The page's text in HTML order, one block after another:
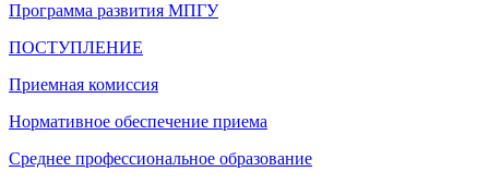
Программа развития МПГУ
ПОСТУПЛЕНИЕ
Приемная комиссия
Нормативное обеспечение приема
Среднее профессиональное образование